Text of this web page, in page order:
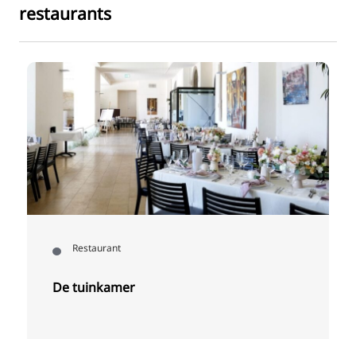
restaurants
Restaurant
De tuinkamer